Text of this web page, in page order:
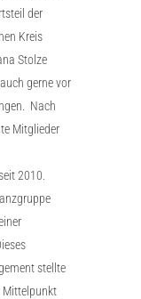
der
Kreis
Stolze
gerne vor
Nach
Mitglieder
2010.
stellte
Mittelpunkt